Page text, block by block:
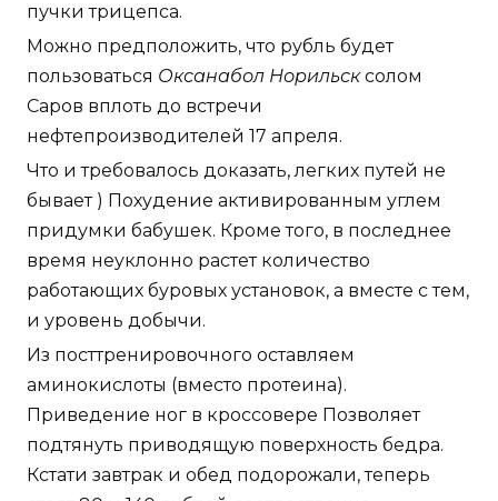
пучки трицепса.
Можно предположить, что рубль будет
пользоваться Оксанабол Норильсксолом
Саров вплоть до встречи
нефтепроизводителей 17 апреля.
Что и требовалось доказать, легких путей не
бывает ) Похудение активированным углем
придумки бабушек. Кроме того, в последнее
время неуклонно растет количество
работающих буровых установок, а вместе с тем,
и уровень добычи.
Из посттренировочного оставляем
аминокислоты (вместо протеина).
Приведение ног в кроссовере Позволяет
подтянуть приводящую поверхность бедра.
Кстати завтрак и обед подорожали, теперь